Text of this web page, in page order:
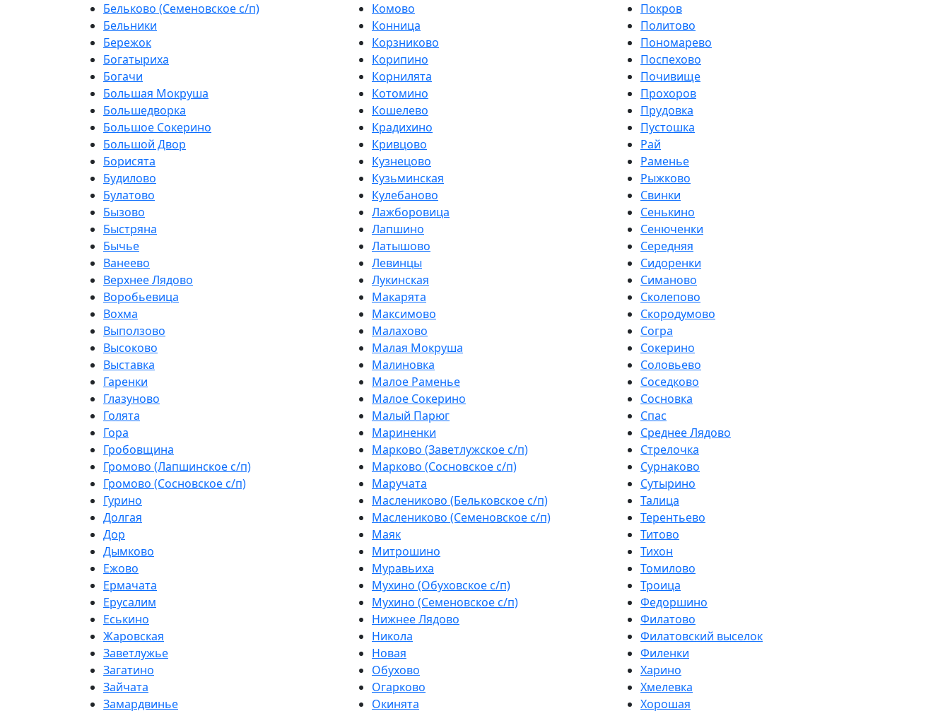
Бельково (Семеновское с/п)
Бельники
Бережок
Богатыриха
Богачи
Большая Мокруша
Большедворка
Большое Сокерино
Большой Двор
Борисята
Будилово
Булатово
Бызово
Быстряна
Бычье
Ванеево
Верхнее Лядово
Воробьевица
Вохма
Выползово
Высоково
Выставка
Гаренки
Глазуново
Голята
Гора
Гробовщина
Громово (Лапшинское с/п)
Громово (Сосновское с/п)
Гурино
Долгая
Дор
Дымково
Ежово
Ермачата
Ерусалим
Еськино
Жаровская
Заветлужье
Загатино
Зайчата
Замардвинье
Комово
Конница
Корзниково
Корипино
Корнилята
Котомино
Кошелево
Крадихино
Кривцово
Кузнецово
Кузьминская
Кулебаново
Лажборовица
Лапшино
Латышово
Левинцы
Лукинская
Макарята
Максимово
Малахово
Малая Мокруша
Малиновка
Малое Раменье
Малое Сокерино
Малый Парюг
Мариненки
Марково (Заветлужское с/п)
Марково (Сосновское с/п)
Маручата
Маслениково (Бельковское с/п)
Маслениково (Семеновское с/п)
Маяк
Митрошино
Муравьиха
Мухино (Обуховское с/п)
Мухино (Семеновское с/п)
Нижнее Лядово
Никола
Новая
Обухово
Огарково
Окинята
Покров
Политово
Пономарево
Поспехово
Почивище
Прохоров
Прудовка
Пустошка
Рай
Раменье
Рыжково
Свинки
Сенькино
Сенюченки
Середняя
Сидоренки
Симаново
Сколепово
Скородумово
Согра
Сокерино
Соловьево
Соседково
Сосновка
Спас
Среднее Лядово
Стрелочка
Сурнаково
Сутырино
Талица
Терентьево
Титово
Тихон
Томилово
Троица
Федоршино
Филатово
Филатовский выселок
Филенки
Харино
Хмелевка
Хорошая